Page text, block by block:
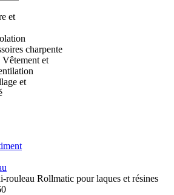
et
charpente
Vêtement et
et
Rollmatic pour laques et résines